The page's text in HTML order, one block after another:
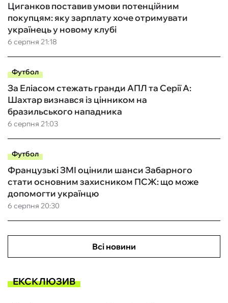
6 серпня 21:18
Циганков поставив умови потенційним
покупцям: яку зарплату хоче отримувати
українець у новому клубі
Футбол
6 серпня 21:03
За Еліасом стежать гранди АПЛ та Серії А:
Шахтар визнався із цінником на
бразильського нападника
Футбол
6 серпня 20:30
Французькі ЗМІ оцінили шанси Забарного
стати основним захисником ПСЖ: що може
допомогти українцю
Всі новини
ЕКСКЛЮЗИВ